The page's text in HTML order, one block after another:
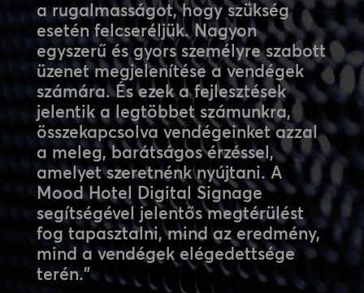
a rugalmasságot, hogy szükség
esetén felcseréljük. Nagyon
egyszerű és gyors személyre szabott
üzenet megjelenítése a vendégek
számára. És ezek a fejlesztések
jelentik a legtöbbet számunkra,
összekapcsolva vendégeinket azzal
a meleg, barátságos érzéssel,
amelyet szeretnénk nyújtani. A
Mood Hotel Digital Signage
segítségével jelentős megtérülést
fog tapasztalni, mind az eredmény,
mind a vendégek elégedettsége
terén.”